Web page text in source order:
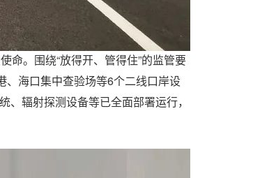
命。围绕“放得开、管得住”的监管要
、海口集中查验场等6个二线口岸设
、辐射探测设备等已全面部署运行，